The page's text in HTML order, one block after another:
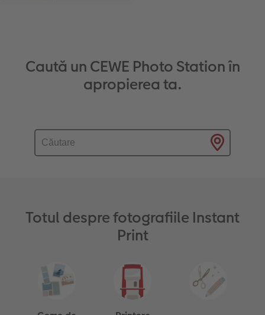
Caută un CEWE Photo Station în
apropierea ta.
Totul despre fotografiile Instant
Print